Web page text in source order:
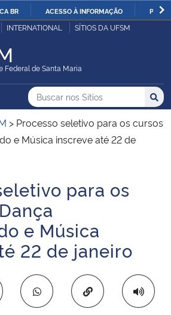
IR
BR ACESSO À INFORMAÇÃO
Pública
e Abastecimento
INTERNATIONAL SÍTIOS DA UFSM
Federal de Santa Maria
do Sítio
Busca
Buscar no nos Sítios
Busca:
> Processo seletivo para os cursos
e Música inscreve até 22 de
para os
e Música
22 de janeiro
Copiar para área